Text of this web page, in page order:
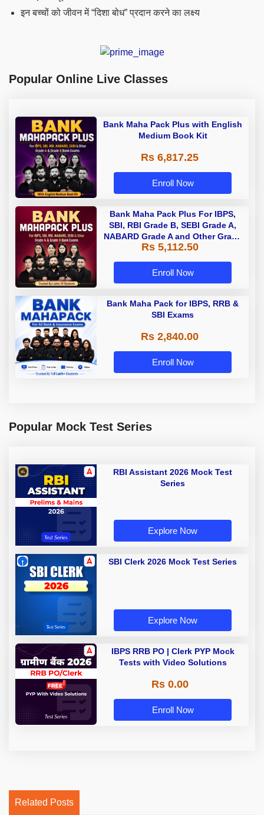
इन बच्चों को जीवन में “दिशा बोध” प्रदान करने का लक्ष्य
Popular Online Live Classes
Bank Maha Pack Plus with English
Medium Book Kit
Rs 6,817.25
Enroll Now
Bank Maha Pack Plus For IBPS,
SBI, RBI Grade B, SEBI Grade A,
NABARD Grade A and Other Grade
A & Grade B Bank Exams
Rs 5,112.50
Enroll Now
Bank Maha Pack for IBPS, RRB &
SBI Exams
Rs 2,840.00
Enroll Now
Popular Mock Test Series
RBI Assistant 2026 Mock Test
Series
Explore Now
SBI Clerk 2026 Mock Test Series
Explore Now
IBPS RRB PO | Clerk PYP Mock
Tests with Video Solutions
Rs 0.00
Enroll Now
Related Posts